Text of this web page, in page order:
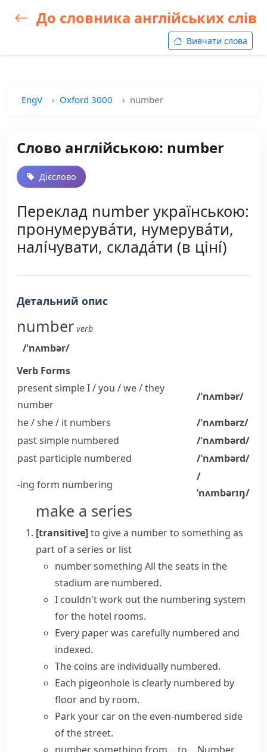
До словника англійських слів
Вивчати слова
EngV Oxford 3000 number
Слово англійською: number
Дієслово
Переклад number українською:
пронумерува́ти, нумерува́ти,
налі́чувати, склада́ти (в ціні́)
Детальний опис
number verb
/ˈnʌmbər/
Verb Forms
present simple I / you / we / they
number
/ˈnʌmbər/
he / she / it numbers
/ˈnʌmbərz/
past simple numbered
/ˈnʌmbərd/
past participle numbered
/ˈnʌmbərd/
-ing form numbering
/
ˈnʌmbərɪŋ/
make a series
[transitive]to give a number to something as
part of a series or list
number something All the seats in the
stadium are numbered.
I couldn't work out the numbering system
for the hotel rooms.
Every paper was carefully numbered and
indexed.
The coins are individually numbered.
Each pigeonhole is clearly numbered by
floor and by room.
Park your car on the even-numbered side
of the street.